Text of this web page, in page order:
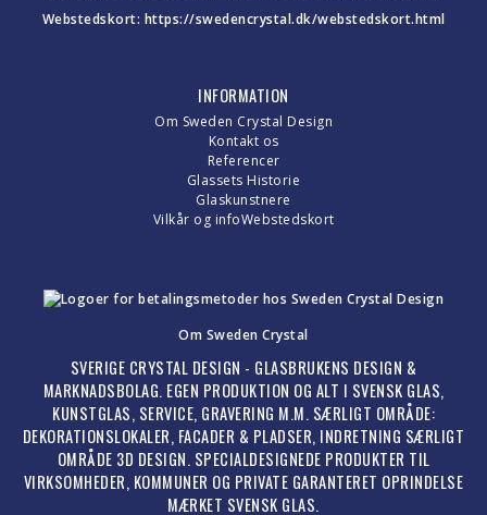
Webstedskort: https://swedencrystal.dk/webstedskort.html
INFORMATION
Om Sweden Crystal Design
Kontakt os
Referencer
Glassets Historie
Glaskunstnere
Vilkår og infoWebstedskort
Om Sweden Crystal
SVERIGE CRYSTAL DESIGN - GLASBRUKENS DESIGN &
MARKNADSBOLAG. EGEN PRODUKTION OG ALT I SVENSK GLAS,
KUNSTGLAS, SERVICE, GRAVERING M.M. SÆRLIGT OMRÅDE:
DEKORATIONSLOKALER, FACADER & PLADSER, INDRETNING SÆRLIGT
OMRÅDE 3D DESIGN. SPECIALDESIGNEDE PRODUKTER TIL
VIRKSOMHEDER, KOMMUNER OG PRIVATE GARANTERET OPRINDELSE
MÆRKET SVENSK GLAS.